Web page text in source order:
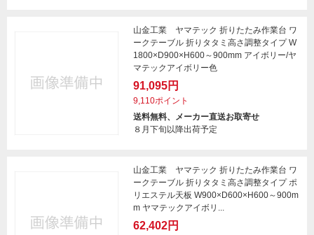
山金工業 ヤマテック 折りたたみ作業台 ワ
ークテーブル 折りタタミ高さ調整タイプ W
1800×D900×H600～900mm アイボリー/ヤ
マテックアイボリー色
91,095円
9,110ポイント
送料無料、メーカー直送お取寄せ
８月下旬以降出荷予定
山金工業 ヤマテック 折りたたみ作業台 ワ
ークテーブル 折りタタミ高さ調整タイプ ポ
リエステル天板 W900×D600×H600～900m
m ヤマテックアイボリ...
62,402円